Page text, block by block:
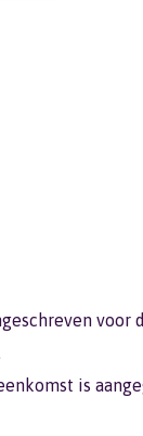
voor
is